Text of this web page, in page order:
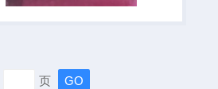
页